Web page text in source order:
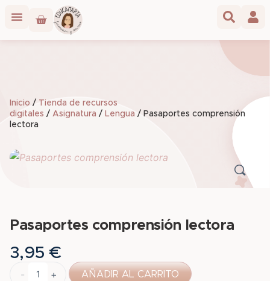
Inicio / Tienda de recursos
digitales / Asignatura / Lengua / Pasaportes comprensión
lectora
Pasaportes comprensión lectora
3,95 €
- + AÑADIR AL CARRITO